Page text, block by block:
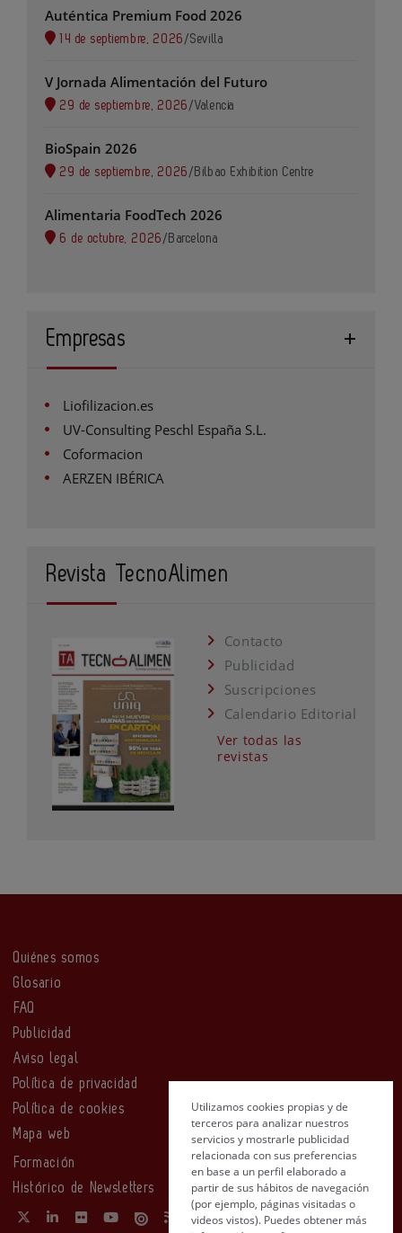
Auténtica Premium Food 2026
14 de septiembre, 2026 /Sevilla
V Jornada Alimentación del Futuro
29 de septiembre, 2026 /Valencia
BioSpain 2026
29 de septiembre, 2026 / Bilbao Exhibition Centre
Alimentaria FoodTech 2026
6 de octubre, 2026 / Barcelona
Empresas
Liofilizacion.es
UV-Consulting Peschl España S.L.
Coformacion
AERZEN IBÉRICA
Revista TecnoAlimen
Contacto
Publicidad
Suscripciones
Calendario Editorial
Ver todas las
revistas
Quiénes somos
Glosario
FAQ
Publicidad
Aviso legal
Política de privacidad
Política de cookies
Mapa web
Formación
Histórico de Newsletters
Utilizamos cookies propias y de
terceros para analizar nuestros
servicios y mostrarle publicidad
relacionada con sus preferencias
en base a un perfil elaborado a
partir de sus hábitos de navegación
(por ejemplo, páginas visitadas o
videos vistos). Puedes obtener más